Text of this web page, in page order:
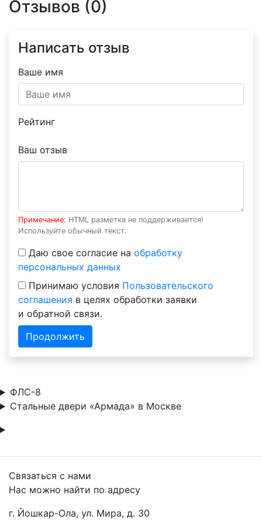
Отзывов (0)
Написать отзыв
Ваше имя
Рейтинг
Ваш отзыв
Примечание: HTML разметка не поддерживается!
Используйте обычный текст.
Даю свое согласие на обработку
персональных данных
Принимаю условия Пользовательского
соглашения в целях обработки заявки
и обратной связи.
Продолжить
ФЛС-8
Стальные двери «Армада» в Москве
Связаться с нами
Нас можно найти по адресу
г. Йошкар-Ола, ул. Мира, д. 30